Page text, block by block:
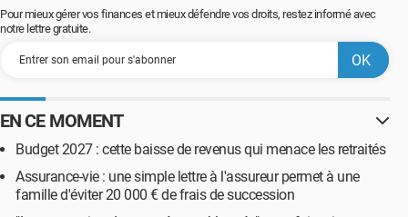
Pour mieux gérer vos finances et mieux défendre vos droits, restez informé avec
notre lettre gratuite.
EN CE MOMENT
Budget 2027 : cette baisse de revenus qui menace les retraités
Assurance-vie : une simple lettre à l'assureur permet à une
famille d'éviter 20 000 € de frais de succession